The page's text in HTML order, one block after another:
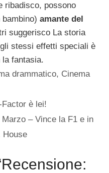
ribadisco, possono
amante del
suggerisco La storia
stessi effetti speciali è
fantasia.
drammatico, Cinema
è lei!
– Vince la F1 e in
House